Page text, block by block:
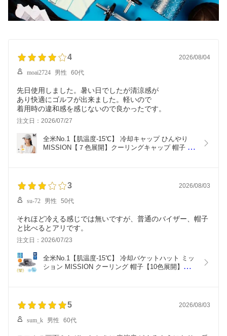
4 2026/08/04
moai2724 男性 60代
先日使用しました。暑い日でしたが清涼感が
あり快適にゴルフが出来ました。軽いので
着用時の違和感を感じないので良かったです。
注文日：2026/07/27
全米No.1【肌温度-15℃】 冷却キャップ ひんやり
MISSION【７色展開】クーリングキャップ 帽子 冷
3 2026/08/03
su-72 男性 50代
それほど冷える感じでは無いですが、普通のバイザー、帽子
と比べるとアリです。
注文日：2026/07/23
全米No.1【肌温度-15℃】 冷却バケットハット ミッ
ション MISSION クーリング 帽子【10色展開】冷
5 2026/08/03
sum_k 男性 60代